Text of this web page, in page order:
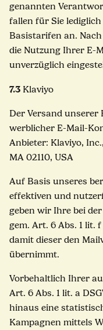
genannten
fallen für Sie
Basistarifen an.
die Nutzung Ihrer E-
unverzüglich
7.3 Klaviyo
Der Versand
werblicher E-Mail-
Anbieter: Klaviyo,
MA 02110, USA
Auf Basis unseres
effektiven und
geben wir Ihre bei
gem. Art. 6 Abs. 1 lit.
damit dieser den
übernimmt.
Vorbehaltlich Ihrer
Art. 6 Abs. 1 lit. a
hinaus eine
Kampagnen mittels